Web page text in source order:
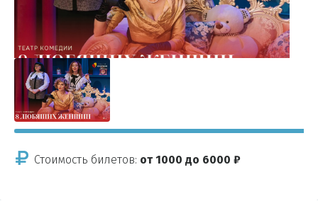
Стоимость билетов: от 1000 до 6000 ₽